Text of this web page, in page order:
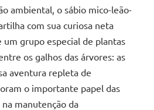
ambiental, o sábio mico-leão-
com sua curiosa neta
um grupo especial de plantas
os galhos das árvores: as
aventura repleta de
o importante papel das
manutenção da